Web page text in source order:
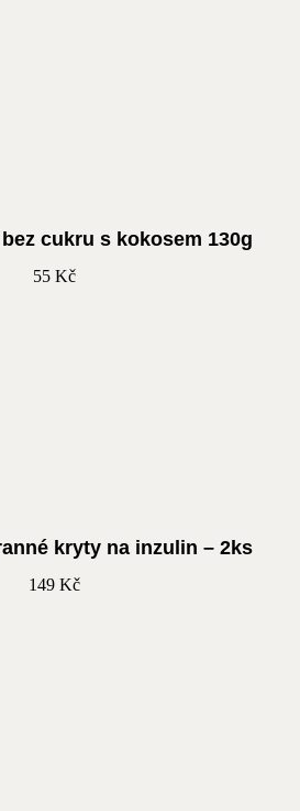
cukru s kokosem 130g
55 Kč
kryty na inzulin – 2ks
149 Kč